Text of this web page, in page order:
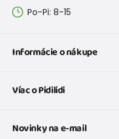
Po-Pi: 8-15
Informácie o nákupe
Doprava a platba
Tabuľka veľkostí obuvi
Víac o Pidilidi
O nás
Novinky na e-mail